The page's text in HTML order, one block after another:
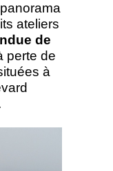
ateliers
de
perte de
à